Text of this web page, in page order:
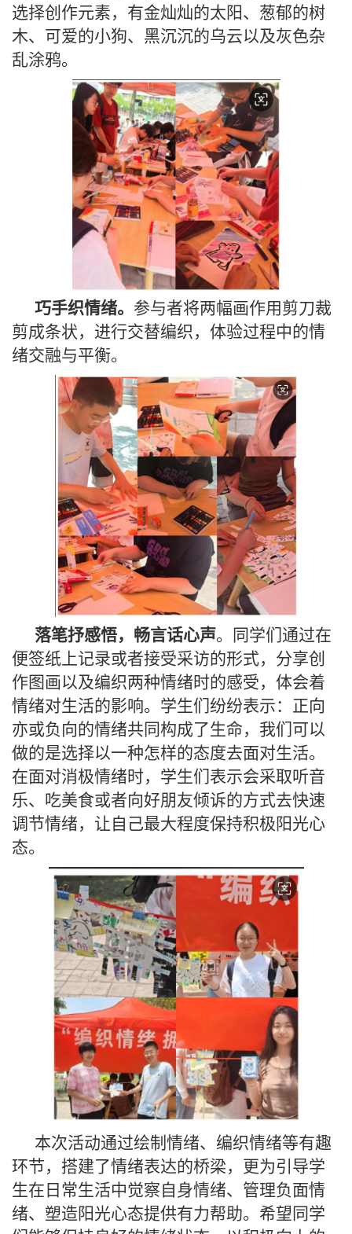
选择创作元素，有金灿灿的太阳、葱郁的树
木、可爱的小狗、黑沉沉的乌云以及灰色杂
乱涂鸦。
巧手织情绪。 参与者将两幅画作用剪刀裁
剪成条状，进行交替编织，体验过程中的情
绪交融与平衡。
落笔抒感悟，畅言话心声。同学们通过在
便签纸上记录或者接受采访的形式，分享创
作图画以及编织两种情绪时的感受，体会着
情绪对生活的影响。学生们纷纷表示：正向
亦或负向的情绪共同构成了生命，我们可以
做的是选择以一种怎样的态度去面对生活。
在面对消极情绪时，学生们表示会采取听音
乐、吃美食或者向好朋友倾诉的方式去快速
调节情绪，让自己最大程度保持积极阳光心
态。
本次活动通过绘制情绪、编织情绪等有趣
环节，搭建了情绪表达的桥梁，更为引导学
生在日常生活中觉察自身情绪、管理负面情
绪、塑造阳光心态提供有力帮助。希望同学